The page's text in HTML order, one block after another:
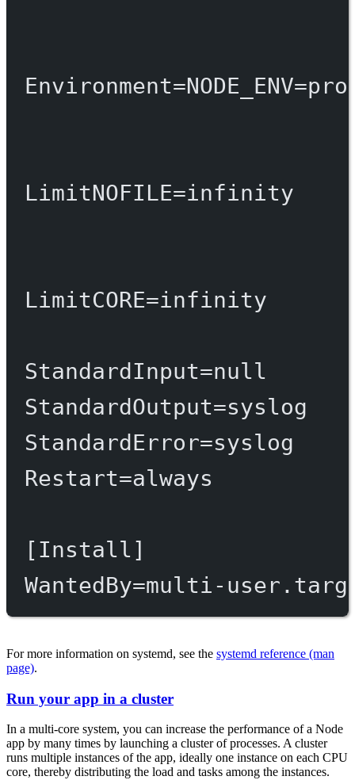
Environment=NODE_ENV=
LimitNOFILE=infinity
LimitCORE=infinity
StandardInput=null
StandardOutput=syslog
StandardError=syslog
Restart=always
[Install]
WantedBy=multi-
For more information on systemd, see the systemd reference (man
page).
Run your app in a cluster
In a multi-core system, you can increase the performance of a Node
app by many times by launching a cluster of processes. A cluster
runs multiple instances of the app, ideally one instance on each CPU
core, thereby distributing the load and tasks among the instances.